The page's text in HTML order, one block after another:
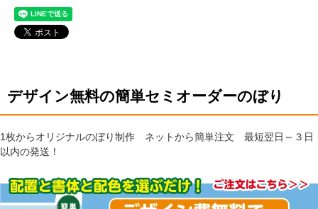
デザイン無料の簡単セミオーダーのぼり
1枚からオリジナルのぼり制作 ネットから簡単注文 最短翌日～３日
以内の発送！